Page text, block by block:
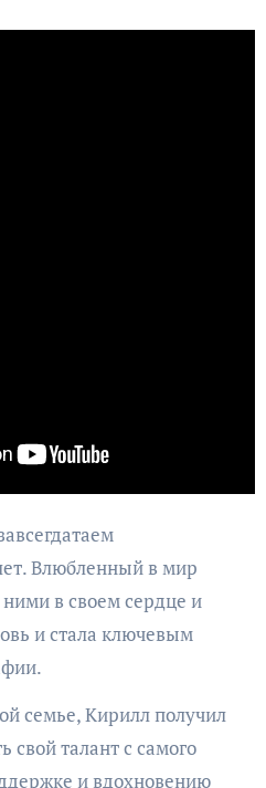
Влюбленный в мир
ними в своем сердце и
и стала ключевым
семье, Кирилл получил
свой талант с самого
и вдохновению